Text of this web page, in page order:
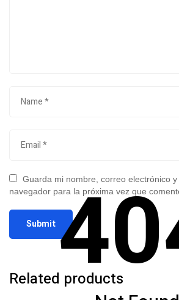
Guarda mi nombre, correo electrónico
navegador para la próxima vez que
Related products